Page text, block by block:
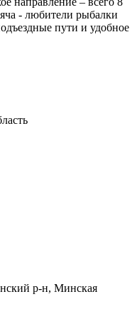
- любители рыбалки
пути и удобное
р-н, Минская